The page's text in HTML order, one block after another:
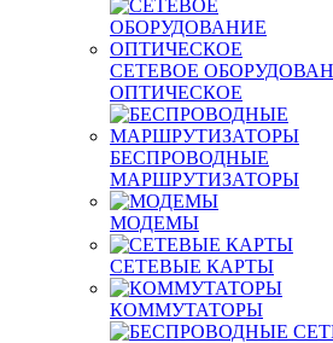
СЕТЕВОЕ
ОПТИЧЕСКОЕ
БЕСПРОВОДНЫЕ
МАРШРУТИЗАТОРЫ
МОДЕМЫ
СЕТЕВЫЕ КАРТЫ
КОММУТАТОРЫ